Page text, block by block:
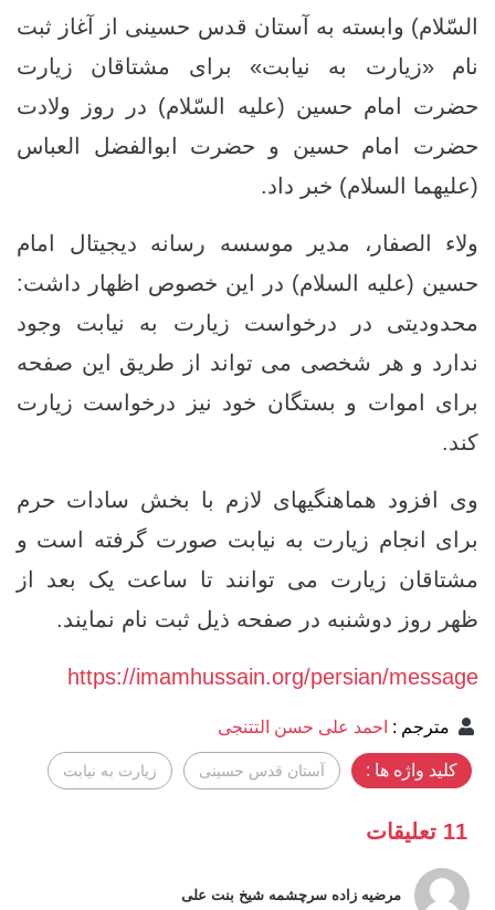
السّلام) وابسته به آستان قدس حسینی از آغاز ثبت
نام «زیارت به نیابت» برای مشتاقان زیارت
حضرت امام حسین (علیه السّلام) در روز ولادت
حضرت امام حسین و حضرت ابوالفضل العباس
(علیهما السلام) خبر داد.
ولاء الصفار، مدیر موسسه رسانه دیجیتال امام
حسین (علیه السلام) در این خصوص اظهار داشت:
محدودیتی در درخواست زیارت به نیابت وجود
ندارد و هر شخصی می تواند از طریق این صفحه
برای اموات و بستگان خود نیز درخواست زیارت
کند.
وی افزود هماهنگیهای لازم با بخش سادات حرم
برای انجام زیارت به نیابت صورت گرفته است و
مشتاقان زیارت می توانند تا ساعت یک بعد از
ظهر روز دوشنبه در صفحه ذیل ثبت نام نمایند.
https://imamhussain.org/persian/message
مترجم : احمد علی حسن التتنجی
کلید واژه ها : آستان قدس حسینی زیارت به نیابت
11 تعليقات
مرضیه زاده سرچشمه شيخ بنت علی